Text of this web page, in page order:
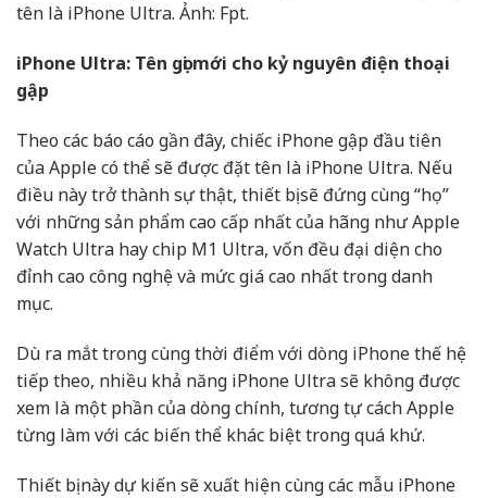
tên là iPhone Ultra. Ảnh: Fpt.
iPhone Ultra: Tên gọi mới cho kỷ nguyên điện thoại
gập
Theo các báo cáo gần đây, chiếc iPhone gập đầu tiên
của Apple có thể sẽ được đặt tên là iPhone Ultra. Nếu
điều này trở thành sự thật, thiết bị sẽ đứng cùng “họ”
với những sản phẩm cao cấp nhất của hãng như Apple
Watch Ultra hay chip M1 Ultra, vốn đều đại diện cho
đỉnh cao công nghệ và mức giá cao nhất trong danh
mục.
Dù ra mắt trong cùng thời điểm với dòng iPhone thế hệ
tiếp theo, nhiều khả năng iPhone Ultra sẽ không được
xem là một phần của dòng chính, tương tự cách Apple
từng làm với các biến thể khác biệt trong quá khứ.
Thiết bị này dự kiến sẽ xuất hiện cùng các mẫu iPhone